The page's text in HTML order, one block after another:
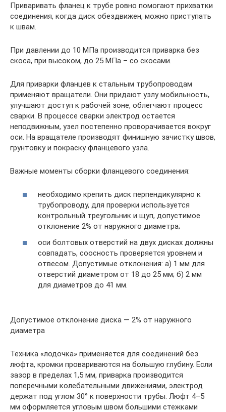
Приваривать фланец к трубе ровно помогают прихватки
соединения, когда диск обездвижен, можно приступать
к швам.
При давлении до 10 МПа производится приварка без
скоса, при высоком, до 25 МПа – со скосами.
Для приварки фланцев к стальным трубопроводам
применяют вращатели. Они придают узлу мобильность,
улучшают доступ к рабочей зоне, облегчают процесс
сварки. В процессе сварки электрод остается
неподвижным, узел постепенно проворачивается вокруг
оси. На вращателе производят финишную зачистку швов,
грунтовку и покраску фланцевого узла.
Важные моменты сборки фланцевого соединения:
необходимо крепить диск перпендикулярно к
трубопроводу, для проверки используется
контрольный треугольник и щуп, допустимое
отклонение 2% от наружного диаметра;
оси болтовых отверстий на двух дисках должны
совпадать, соосность проверяется уровнем и
отвесом. Допустимые отклонения: а) 1 мм для
отверстий диаметром от 18 до 25 мм; б) 2 мм
для диаметров до 41 мм.
Допустимое отклонение диска — 2% от наружного
диаметра
Техника «лодочка» применяется для соединений без
люфта, кромки провариваются на большую глубину. Если
зазор в пределах 1,5 мм, приварка производится
поперечными колебательными движениями, электрод
держат под углом 30° к поверхности трубы. Люфт 4–5
мм оформляется угловым швом большими стежками